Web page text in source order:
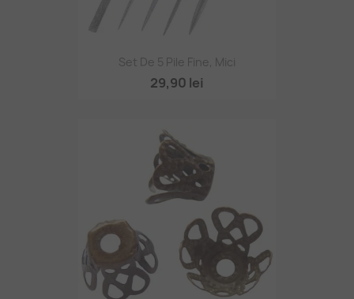
Set De 5 Pile Fine, Mici
29,90 lei